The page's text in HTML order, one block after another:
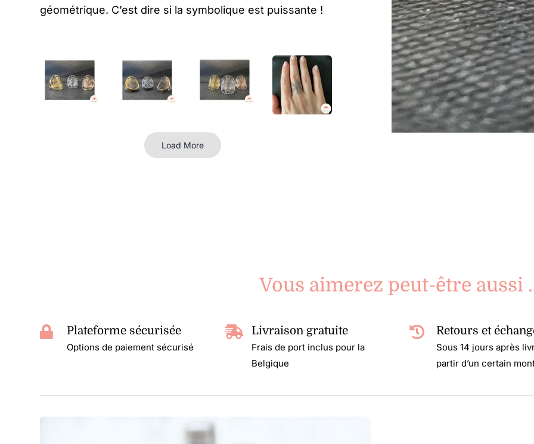
géométrique. C’est dire si la symbolique est puissante !
Load More
Vous aimerez peut-être aussi
Plateforme sécurisée
Options de paiement sécurisé
Livraison gratuite
Frais de port inclus pour la
Belgique
Retours et
Sous 14 jours après
partir d’un certain